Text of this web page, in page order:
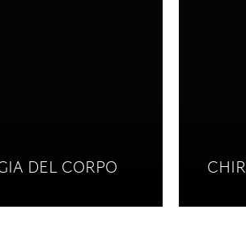
DEL CORPO